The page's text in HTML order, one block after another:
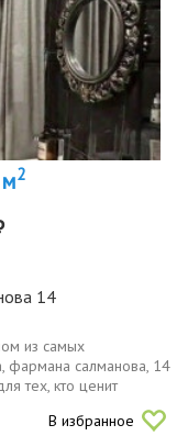
2
14
из самых
фармана салманова, 14
тех, кто ценит
квартира сочетает
В избранное